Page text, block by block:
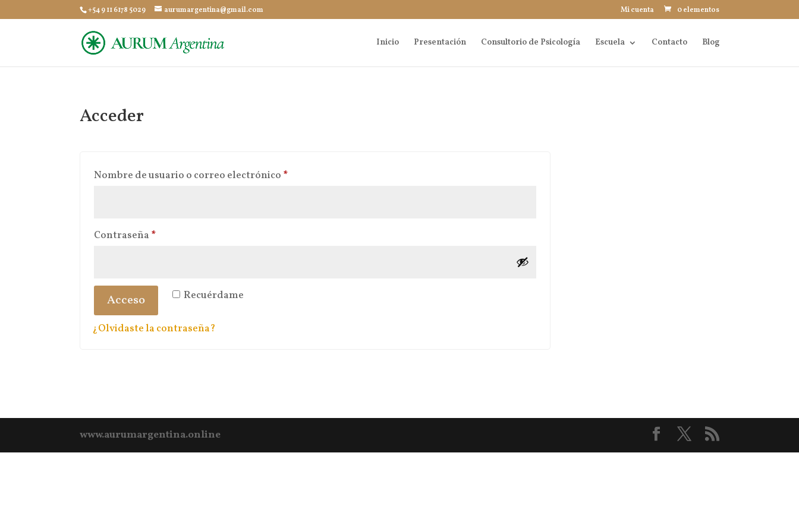
+54 9 11 6178 5029 aurumargentina@gmail.com Mi cuenta 0 elementos
Inicio Presentación Consultorio de Psicología Escuela Contacto Blog
Acceder
Nombre de usuario o correo electrónico *Obligatorio
Contraseña *Obligatorio
Recuérdame
Acceso
¿Olvidaste la contraseña?
www.aurumargentina.online